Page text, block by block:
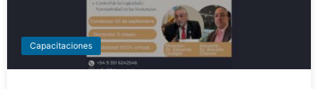
Capacitaciones